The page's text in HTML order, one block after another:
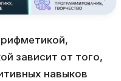
зависит от того,
навыков